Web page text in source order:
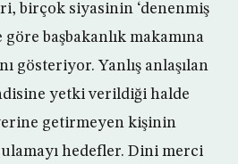
birçok siyasinin ‘denenmiş
başbakanlık makamına
gösteriyor. Yanlış anlaşılan
yetki verildiği halde
getirmeyen kişinin
hedefler. Dini merci